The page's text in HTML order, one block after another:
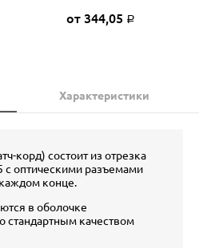
от 344,05 Р
Характеристики
корд) состоит из отрезка
c оптическими разъемами
конце.
в оболочке
стандартным качеством